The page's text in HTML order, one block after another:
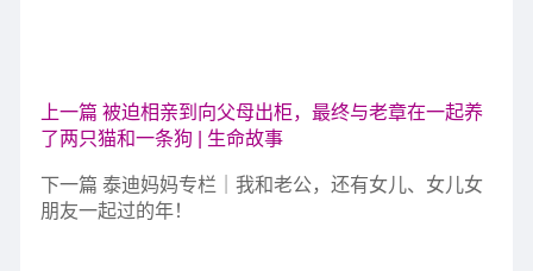
上一篇 被迫相亲到向父母出柜，最终与老章在一起养
了两只猫和一条狗 | 生命故事
下一篇 泰迪妈妈专栏｜我和老公，还有女儿、女儿女
朋友一起过的年！